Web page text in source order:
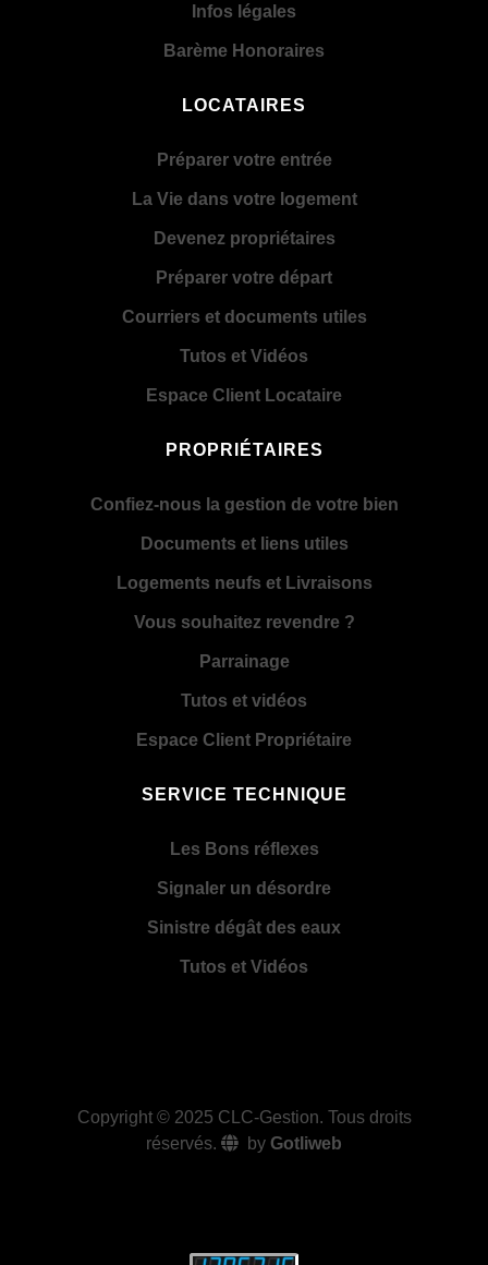
Infos légales
Barème Honoraires
LOCATAIRES
Préparer votre entrée
La Vie dans votre logement
Devenez propriétaires
Préparer votre départ
Courriers et documents utiles
Tutos et Vidéos
Espace Client Locataire
PROPRIÉTAIRES
Confiez-nous la gestion de votre bien
Documents et liens utiles
Logements neufs et Livraisons
Vous souhaitez revendre ?
Parrainage
Tutos et vidéos
Espace Client Propriétaire
SERVICE TECHNIQUE
Les Bons réflexes
Signaler un désordre
Sinistre dégât des eaux
Tutos et Vidéos
Copyright © 2025 CLC-Gestion. Tous droits
réservés.
by Gotliweb